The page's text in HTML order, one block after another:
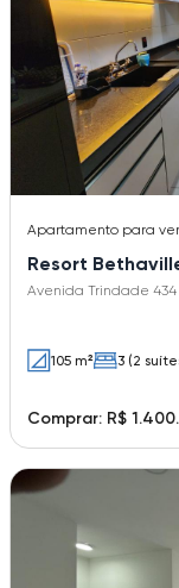
Apartamento para
Resort
Avenida Trindade
105 m² 3 (2
Comprar: R$